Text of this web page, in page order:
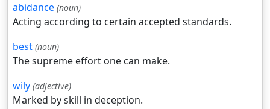
abidance (noun)
Acting according to certain accepted standards.
best (noun)
The supreme effort one can make.
wily (adjective)
Marked by skill in deception.